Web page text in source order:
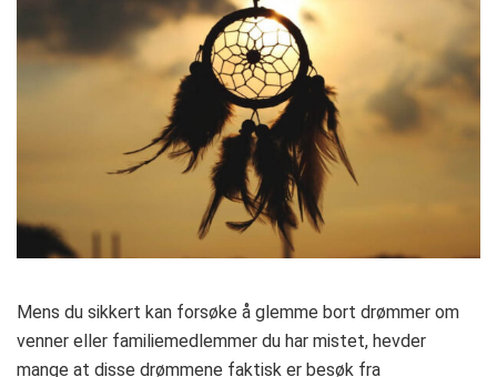
Mens du sikkert kan forsøke å glemme bort drømmer om
venner eller familiemedlemmer du har mistet, hevder
mange at disse drømmene faktisk er besøk fra